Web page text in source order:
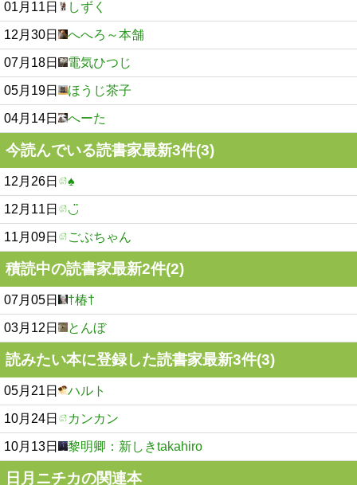
01月11日 しずく
12月30日 へへろ～本舗
07月18日 電気ひつじ
05月19日 ほうじ茶子
04月14日 へーた
今読んでいる読書家最新3件(3)
12月26日 ♠︎
12月11日 ◡̈
11月09日 ごぶちゃん
積読中の読書家最新2件(2)
07月05日 †椿†
03月12日 とんぼ
読みたい本に登録した読書家最新3件(3)
05月21日 ハルト
10月24日 カンカン
10月13日 黎明卿：新しきtakahiro
日月ニチカの関連本